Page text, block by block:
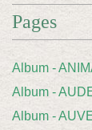
Pages
Album -
Album -
Album -